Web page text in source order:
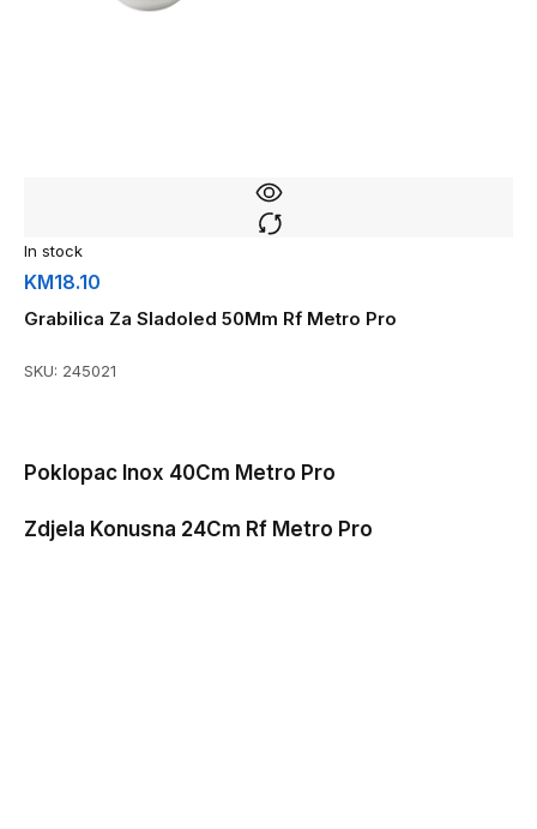
In stock
KM18.10
Grabilica Za Sladoled 50Mm Rf Metro Pro
SKU: 245021
Poklopac Inox 40Cm Metro Pro
Zdjela Konusna 24Cm Rf Metro Pro